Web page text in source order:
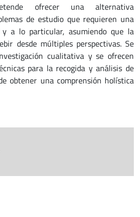
ofrecer una alternativa
de estudio que requieren una
a lo particular, asumiendo que la
desde múltiples perspectivas. Se
cualitativa y se ofrecen
para la recogida y análisis de
obtener una comprensión holística